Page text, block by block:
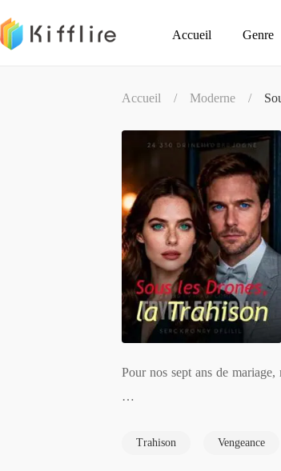
Accueil Genre
Accueil / Moderne /
Pour nos sept ans de
Trahison Vengeance